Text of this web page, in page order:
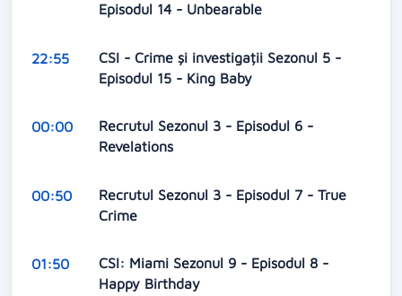
Episodul 14 - Unbearable
22:55
CSI - Crime și investigații Sezonul 5 -
Episodul 15 - King Baby
00:00
Recrutul Sezonul 3 - Episodul 6 -
Revelations
00:50
Recrutul Sezonul 3 - Episodul 7 - True
Crime
01:50
CSI: Miami Sezonul 9 - Episodul 8 -
Happy Birthday